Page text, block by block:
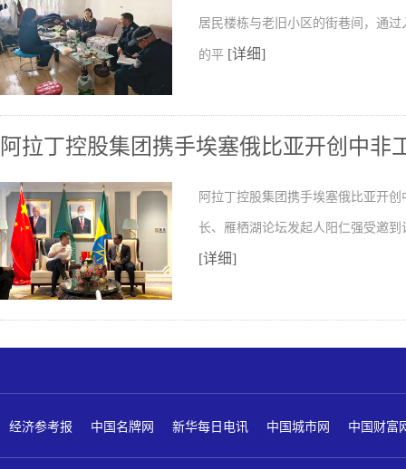
居民楼栋与老旧小区的街巷间，通
的平 [详细]
阿拉丁控股集团携手埃塞俄比亚开创中非
阿拉丁控股集团携手埃塞俄比亚开
长、雁栖湖论坛发起人阳仁强受邀
[详细]
经济参考报 中国名牌网 新华每日电讯 中国城市网 中国财富